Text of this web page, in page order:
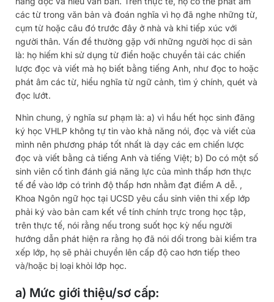
các từ trong văn bản và đoán nghĩa vì họ đã nghe những từ,
cụm từ hoặc câu đó trước đây ở nhà và khi tiếp xúc với
người thân. Vấn đề thường gặp với những người học di sản
là: họ hiếm khi sử dụng từ điển hoặc chuyển tải các chiến
lược đọc và viết mà họ biết bằng tiếng Anh, như đọc to hoặc
phát âm các từ, hiểu nghĩa từ ngữ cảnh, tìm ý chính, quét và
đọc lướt.
Nhìn chung, ý nghĩa sư phạm là: a) vì hầu hết học sinh đăng
ký học VHLP không tự tin vào khả năng nói, đọc và viết của
mình nên phương pháp tốt nhất là dạy các em chiến lược
đọc và viết bằng cả tiếng Anh và tiếng Việt; b) Do có một số
sinh viên cố tình đánh giá năng lực của mình thấp hơn thực
tế để vào lớp có trình độ thấp hơn nhằm đạt điểm A dễ. ,
Khoa Ngôn ngữ học tại UCSD yêu cầu sinh viên thi xếp lớp
phải ký vào bản cam kết về tính chính trực trong học tập,
trên thực tế, nói rằng nếu trong suốt học kỳ nếu người
hướng dẫn phát hiện ra rằng họ đã nói dối trong bài kiểm tra
xếp lớp, họ sẽ phải chuyển lên cấp độ cao hơn tiếp theo
và/hoặc bị loại khỏi lớp học.
a) Mức giới thiệu/sơ cấp: